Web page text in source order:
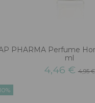
PHARMA Perfume
ml
4,46 €4,95 €